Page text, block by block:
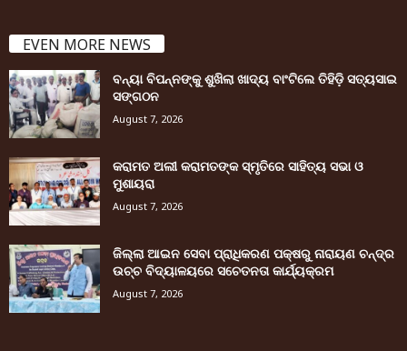
EVEN MORE NEWS
ବନ୍ୟା ବିପନ୍ନଙ୍କୁ ଶୁଖିଲା ଖାଦ୍ୟ ବାଂଟିଲେ ତିହିଡି଼ ସତ୍ୟସାଇ
ସଙ୍ଗଠନ
August 7, 2026
କରାମତ ଅଲୀ କରାମତଙ୍କ ସ୍ମୃତିରେ ସାହିତ୍ୟ ସଭା ଓ
ମୁଶାୟରା
August 7, 2026
ଜିଲ୍ଲା ଆଇନ ସେବା ପ୍ରାଧିକରଣ ପକ୍ଷରୁ ନାରାୟଣ ଚନ୍ଦ୍ର
ଉଚ୍ଚ ବିଦ୍ୟାଳୟରେ ସଚେତନତା କାର୍ଯ୍ୟକ୍ରମ
August 7, 2026